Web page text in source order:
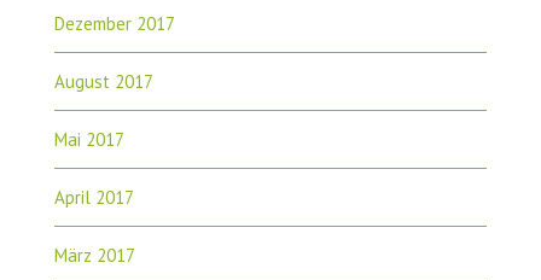
Dezember 2017
August 2017
Mai 2017
April 2017
März 2017